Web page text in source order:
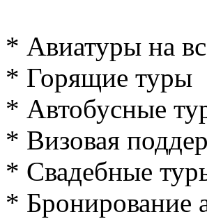
* Авиатуры на
* Горящие туры
* Автобусные
* Визовая
* Свадебные
* Бронирование